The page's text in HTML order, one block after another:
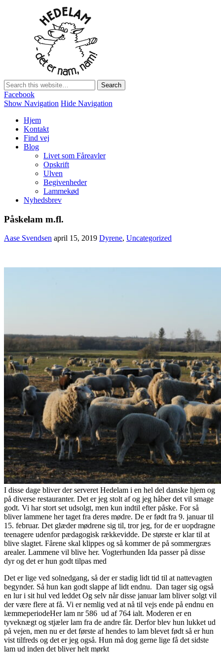
Danmarks bedste lammekød Direkte fra den Sønderjyske hede
Facebook
Show Navigation Hide Navigation
Hjem
Kontakt
Find vej
Blog
Livet som Fåreavler
Opskrift
Ulven
Begivenheder
Lammekød
Nyhedsbrev
Påskelam m.fl.
Aase Svendsen april 15, 2019 Dyrene, Uncategorized
I disse dage bliver der serveret Hedelam i en hel del danske hjem og
på diverse restauranter. Det er jeg stolt af og jeg håber det vil smage
godt. Vi har stort set udsolgt, men kun indtil efter påske. For så
bliver lammene her taget fra deres mødre. De er født fra 9. januar til
15. februar. Det glæder mødrene sig til, tror jeg, for de er uopdragne
teenagere udenfor pædagogisk rækkevidde. De største er klar til at
blive slagtet. Fårene skal klippes og så kommer de på sommergræs
arealer. Lammene vil blive her. Vogterhunden Ida passer på disse
dyr og det er hun godt tilpas med
Det er lige ved solnedgang, så der er stadig lidt tid til at nattevagten
begynder. Så hun kan godt slappe af lidt endnu. Dan tager sig også
en lur i sit hul ved leddetOg selv når disse januar lam bliver solgt vil
der være flere at få. Vi er nemlig ved at nå til vejs ende på endnu en
læmmeperiodeHer lam nr 586 ud af 764 ialt. Moderen er en
tyveknægt og stjæler lam fra de andre får. Derfor blev hun lukket ud
på vejen, men nu er det første af hendes to lam blevet født så er hun
vist tilfreds og det er jeg også. Hun må dog gerne lige få det sidste
lam ud inden det bliver helt mørkt